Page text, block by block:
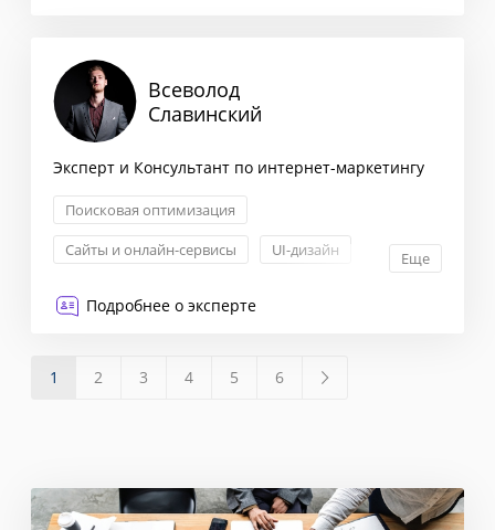
Всеволод
Славинский
Эксперт и Консультант по интернет-маркетингу
Поисковая оптимизация
Сайты и онлайн-сервисы
UI-дизайн
Еще
Подробнее о эксперте
1 2 3 4 5 6